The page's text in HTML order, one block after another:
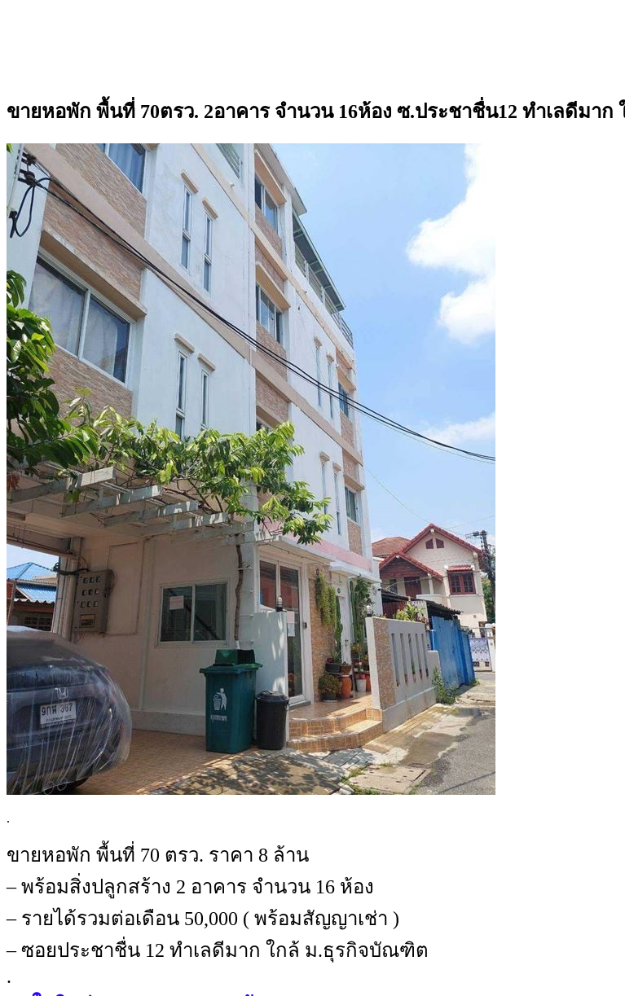
ขายหอพัก พื้นที่ 70ตรว. 2อาคาร จำนวน 16ห้อง ซ.ประชาชื่น12 ทำเลดีมาก
.
ขายหอพัก พื้นที่ 70 ตรว. ราคา 8 ล้าน
– พร้อมสิ่งปลูกสร้าง 2 อาคาร จำนวน 16 ห้อง
– รายได้รวมต่อเดือน 50,000 ( พร้อมสัญญาเช่า )
– ซอยประชาชื่น 12 ทำเลดีมาก ใกล้ ม.ธุรกิจบัณฑิต
.